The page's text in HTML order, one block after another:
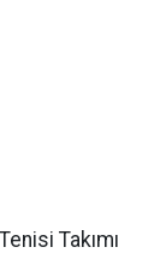
Takımı